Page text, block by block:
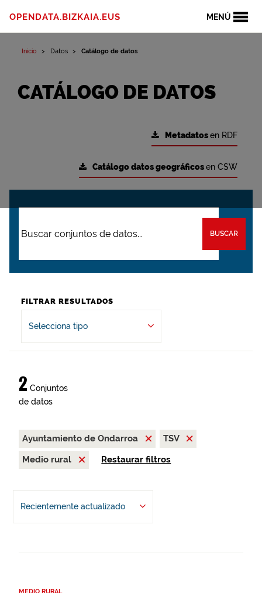
MENÚ
OPENDATA.BIZKAIA.EUS
Inicio Datos Catálogo de datos
CATÁLOGO DE DATOS
Metadatosen RDF
Catálogo datos geográficosen CSW
BUSCAR
FILTRAR RESULTADOS
Selecciona tipo
2 Conjuntos
de datos
Ayuntamiento de Ondarroa
TSV
Medio rural
Restaurar filtros
Recientemente actualizado